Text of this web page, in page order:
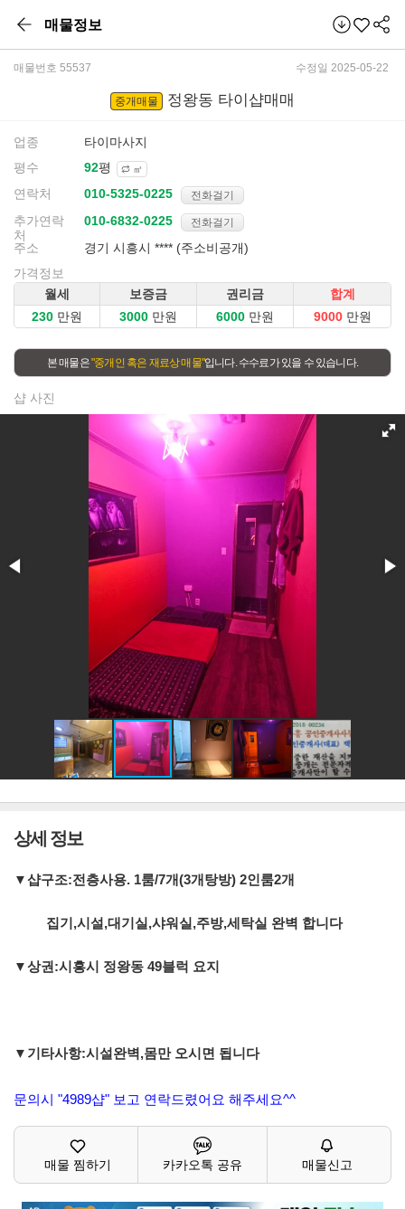
매물정보
매물번호 55537 수정일 2025-05-22
중개매물 정왕동 타이샵매매
업종
타이마사지
평수
평 ㎡
연락처 전화걸기
추가연락
처
전화걸기
주소
경기 시흥시 **** (주소비공개)
가격정보
월세
보증금 권리금
합계
만원
만원 만원 만원
본 매물은"중개인 혹은 재료상 매물"입니다. 수수료가 있을 수 있습니다.
샵 사진
상세 정보
▼샵구조:전층사용. 1룸/7개(3개탕방) 2인룸2개
집기,시설,대기실,샤워실,주방,세탁실 완벽 합니다
▼상권:시흥시 정왕동 49블럭 요지
▼기타사항:시설완벽,몸만 오시면 됩니다
문의시 "4989샵" 보고 연락드렸어요 해주세요^^
매물 찜하기 카카오톡 공유 매물신고